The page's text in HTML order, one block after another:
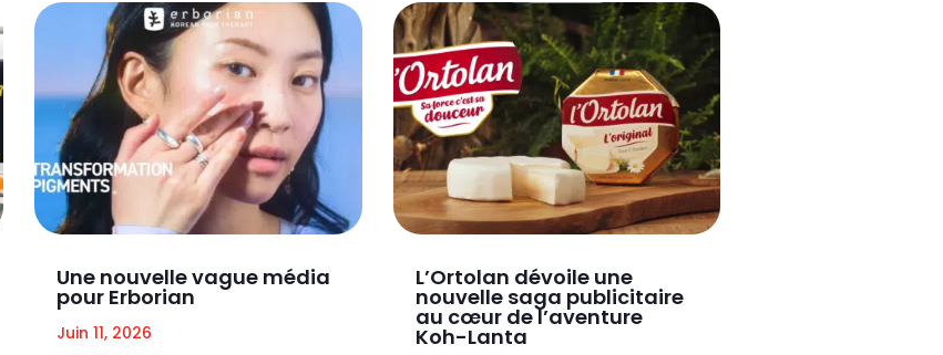
Une nouvelle vague média
pour Erborian
Juin 11, 2026
L’Ortolan dévoile une
nouvelle saga publicitaire
au cœur de l’aventure
Koh-Lanta